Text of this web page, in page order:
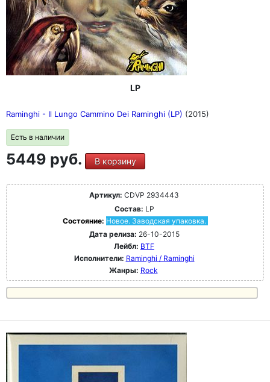
LP
Raminghi - Il Lungo Cammino Dei Raminghi (LP) (2015)
Есть в наличии
5449 руб. В корзину
Артикул: CDVP 2934443
Состав: LP
Состояние: Новое. Заводская упаковка.
Дата релиза: 26-10-2015
Лейбл: BTF
Исполнители: Raminghi / Raminghi
Жанры: Rock